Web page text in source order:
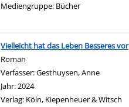
Mediengruppe: Bücher
Vielleicht hat das Leben Besseres vor
Roman
Verfasser:Gesthuysen, Anne
Jahr:2024
Verlag: Köln, Kiepenheuer & Witsch